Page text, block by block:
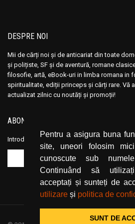
Pentru a asigura buna
site, uneori folosim
cunoscute sub
Continuând să
acceptați și sunteți de
utilizare și politica de
SUNT DE
Andrea Young
Andreas Von Retyi
Andrei Baleanu
Andrei Bantas
Andrei Ciobanu
Andrei Plesu
Andrew Crumey
Andrew Lloyd
Andrew Newberg
Andrew Stacy
Angelica Montemaggiore
Andrea Young
Andreas Von Retyi
Andrei Baleanu
Andrei Bantas
Andrei Ciobanu
Andrei Plesu
Andrew Crumey
Andrew Lloyd
Andrew Newberg
Andrew Stacy
Angelica Montemaggiore
DESPRE NOI
Mii de cărți noi și de anticariat din toate
și polițiste, SF și de aventură, romane
filosofie, artă, eBook-uri in limba romana in
spiritualitate, ediții princeps și cărți rare. Vă
actualizat zilnic cu noutăți și promoții!
ABONEAZĂ-TE LA NEWSLETTER
Introduceți adresa dvs. de email și dați click